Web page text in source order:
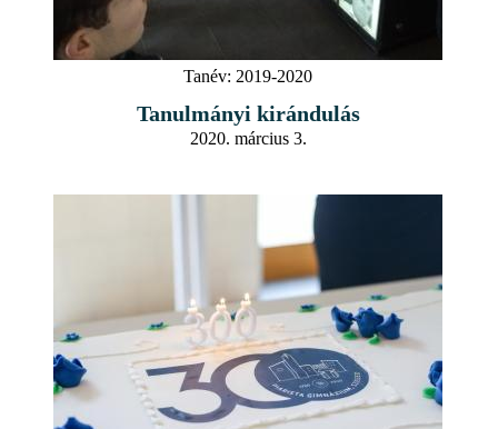
Tanév: 2019-2020
Tanulmányi kirándulás
2020. március 3.